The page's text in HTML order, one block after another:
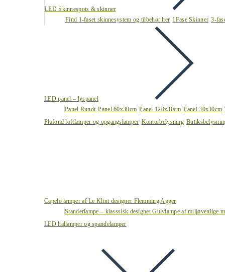
LED Skinnespots & skinner
Find 1-faset skinnesystem og tilbehør her 1Fase Skinner 3-
LED panel – lyspanel
Panel Rundt Panel 60x30cm Panel 120x30cm Panel 30x30cm
Plafond loftlamper og opgangslamper Kontorbelysning
Capelo lamper af Le Klint designer Flemming Agger
Standerlampe – klasssisk designet Gulvlampe af miljøvenlige
LED hallamper og spandelamper